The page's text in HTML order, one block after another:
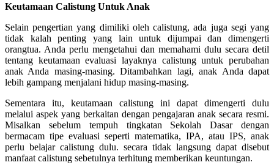
Keutamaan Calistung Untuk Anak
Selain pengertian yang dimiliki oleh calistung, ada juga segi yang
tidak kalah penting yang lain untuk dijumpai dan dimengerti
orangtua. Anda perlu mengetahui dan memahami dulu secara detil
tentang keutamaan evaluasi layaknya calistung untuk perubahan
anak Anda masing-masing. Ditambahkan lagi, anak Anda dapat
lebih gampang menjalani hidup masing-masing.
Sementara itu, keutamaan calistung ini dapat dimengerti dulu
melalui aspek yang berkaitan dengan pengajaran anak secara resmi.
Misalkan sebelum tempuh tingkatan Sekolah Dasar dengan
bermacam tipe evaluasi seperti matematika, IPA, atau IPS, anak
perlu belajar calistung dulu. secara tidak langsung dapat disebut
manfaat calistung sebetulnya terhitung memberikan keuntungan.